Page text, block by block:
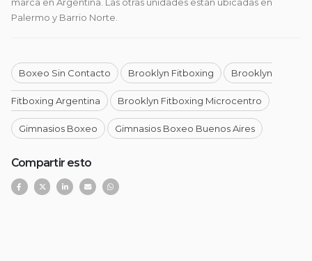
Palermo y Barrio Norte.
Boxeo Sin Contacto Brooklyn Fitboxing Brooklyn
Fitboxing Argentina Brooklyn Fitboxing Microcentro
Gimnasios Boxeo Gimnasios Boxeo Buenos Aires
Compartir esto